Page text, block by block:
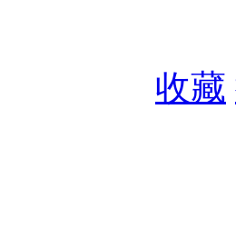
收藏